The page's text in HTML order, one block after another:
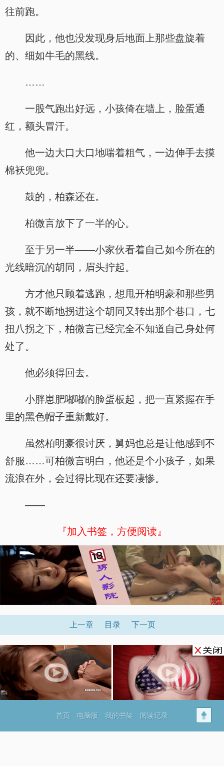
往前跑。
因此，他也没发现身后地面上那些盘旋着
的、细如牛毛的黑线。
……
一股气跑出好远，小孩倚在墙上，脸蛋通
红，额头冒汗。
他一边大口大口地喘着粗气，一边伸手去摸
棉袄兜兜。
鼓的，柏森还在。
柏微言放下了一半的心。
至于另一半——小家伙看着自己如今所在的
光线暗沉的胡同，眉头拧起。
方才他只顾着逃跑，想甩开柏明豪和那些男
孩，就不断地拐进这个胡同又转出那个巷口，七
扭八拐之下，柏微言已经完全不知道自己身处何
处了。
他必须得回去。
小胖崽肥嘟嘟的脸蛋板起，把一直紧握在手
里的黑色帽子重新戴好。
虽然柏明豪很讨厌，舅妈也总是让他感到不
舒服……可柏微言明白，他还是个小孩子，如果
流浪在外，会过得比现在还要凄惨。
——
『加入书签，方便阅读』
x
上一章 目录 下一页
x
首页 电脑版 我的书架 阅读记录